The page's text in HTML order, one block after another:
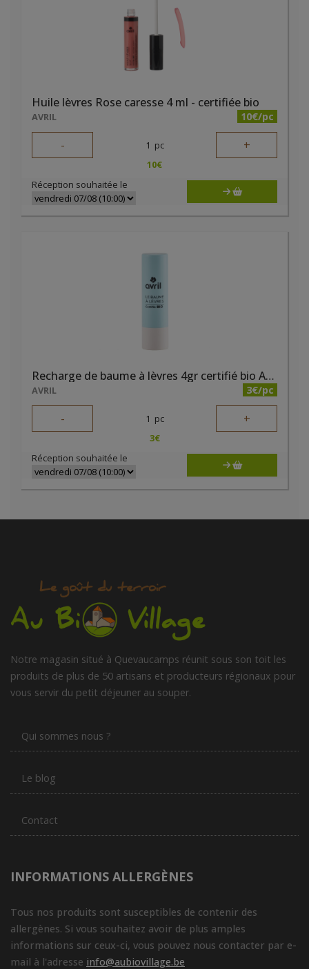
Huile lèvres Rose caresse 4 ml - certifiée bio
AVRIL 10€/pc
- 1 pc +
10€
Réception souhaitée le
Recharge de baume à lèvres 4gr certifié bio Avril
AVRIL 3€/pc
- 1 pc +
3€
Réception souhaitée le
Notre magasin situé à Quevaucamps réunit sous son toit les
produits de plus de 50 artisans et producteurs régionaux pour
vous servir du petit déjeuner au souper.
Qui sommes nous ?
Le blog
Contact
INFORMATIONS ALLERGÈNES
Tous nos produits sont susceptibles de contenir des
allergènes. Si vous souhaitez avoir de plus amples
informations sur ceux-ci, vous pouvez nous contacter par e-
mail à l'adresse info@aubiovillage.be